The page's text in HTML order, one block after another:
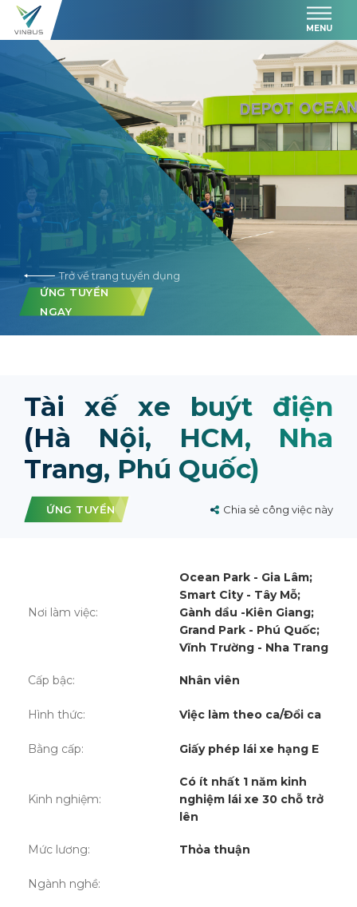
MENU
Trở về trang tuyển dụng
ỨNG TUYỂN
NGAY
Tài xế xe buýt điện
(Hà Nội, HCM, Nha
Trang, Phú Quốc)
ỨNG TUYỂN Chia sẻ công việc này
Nơi làm việc:
Ocean Park - Gia Lâm;
Smart City - Tây Mỗ;
Gành dầu -Kiên Giang;
Grand Park - Phú Quốc;
Vĩnh Trường - Nha Trang
Cấp bậc: Nhân viên
Hình thức: Việc làm theo ca/Đổi ca
Bằng cấp: Giấy phép lái xe hạng E
Kinh nghiệm:
Có ít nhất 1 năm kinh
nghiệm lái xe 30 chỗ trở
lên
Mức lương: Thỏa thuận
Ngành nghề: